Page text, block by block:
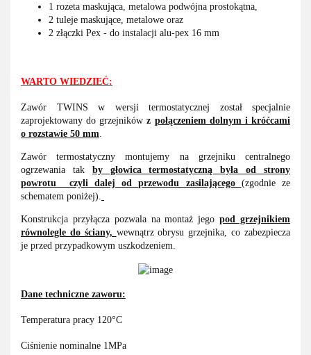
1 rozeta maskująca, metalowa podwójna prostokątna,
2 tuleje maskujące, metalowe oraz
2 złączki Pex - do instalacji alu-pex 16 mm
WARTO WIEDZIEĆ:
Zawór TWINS w wersji termostatycznej został specjalnie
zaprojektowany do grzejnikówz połączeniem dolnym i króćcami
o rozstawie 50 mm.
Zawór termostatyczny montujemy na grzejniku centralnego
ogrzewania tak by głowica termostatyczną była od strony
powrotu czyli dalej od przewodu zasilającego (zgodnie ze
schematem poniżej).
Konstrukcja przyłącza pozwala na montaż jegopod grzejnikiem
równolegle do ściany, wewnątrz obrysu grzejnika, co zabezpiecza
je przed przypadkowym uszkodzeniem.
Dane techniczne zaworu:
Temperatura pracy 120°C
Ciśnienie nominalne 1MPa